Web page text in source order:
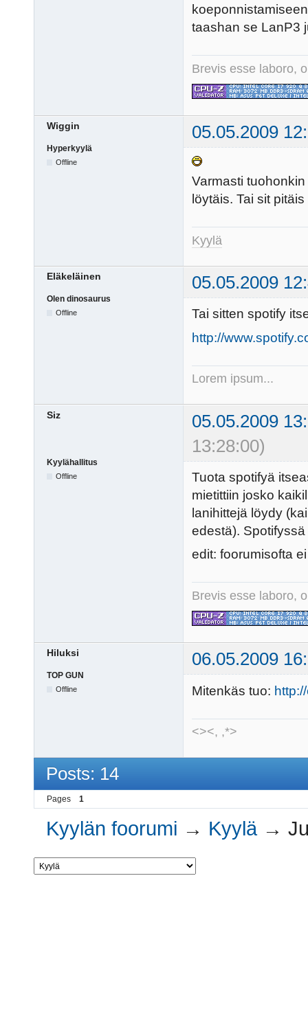
taashan se LanP3
Brevis esse laboro,
Wiggin 05.05.2009
Hyperkyylä
Offline
Varmasti
löytäis. Tai sit
Kyylä
Eläkeläinen 05.05.2009
Olen dinosaurus
Offline
Tai sitten spotify
http://
Lorem ipsum...
Siz
05.05.2009
13:28:00)
Kyylähallitus
Offline
Tuota spotifyä
mietittiin josko
lanihittejä löydy
edestä).
edit: foorumisofta
Brevis esse laboro,
Hiluksi 06.05.2009
TOP GUN
Offline Mitenkäs tuo:
<><, ,*>
Posts: 14
Pages 1
Kyylän foorumi → Kyylä →